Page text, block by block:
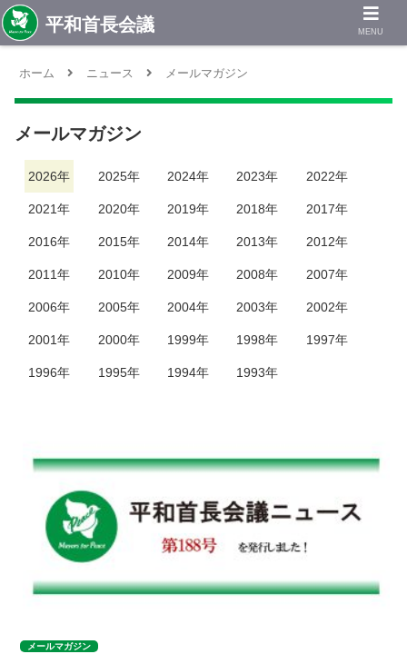
ホーム ニュース メールマガジン
メールマガジン
2026年 2025年 2024年 2023年 2022年
2021年 2020年 2019年 2018年 2017年
2016年 2015年 2014年 2013年 2012年
2011年 2010年 2009年 2008年 2007年
2006年 2005年 2004年 2003年 2002年
2001年 2000年 1999年 1998年 1997年
1996年 1995年 1994年 1993年
メールマガジン
MENU